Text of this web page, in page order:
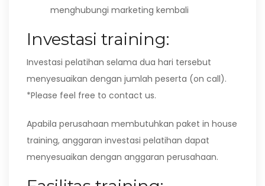
menghubungi marketing kembali
Investasi training:
Investasi pelatihan selama dua hari tersebut
menyesuaikan dengan jumlah peserta (on call).
*Please feel free to contact us.
Apabila perusahaan membutuhkan paket in house
training, anggaran investasi pelatihan dapat
menyesuaikan dengan anggaran perusahaan.